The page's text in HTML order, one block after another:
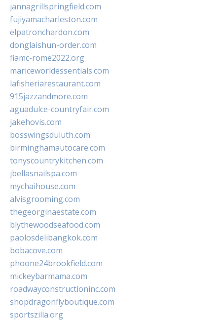
jannagrillspringfield.com
fujiyamacharleston.com
elpatronchardon.com
donglaishun-order.com
fiamc-rome2022.org
mariceworldessentials.com
lafisheriarestaurant.com
915jazzandmore.com
aguadulce-countryfair.com
jakehovis.com
bosswingsduluth.com
birminghamautocare.com
tonyscountrykitchen.com
jbellasnailspa.com
mychaihouse.com
alvisgrooming.com
thegeorginaestate.com
blythewoodseafood.com
paolosdelibangkok.com
bobacove.com
phoone24brookfield.com
mickeybarmama.com
roadwayconstructioninc.com
shopdragonflyboutique.com
sportszilla.org